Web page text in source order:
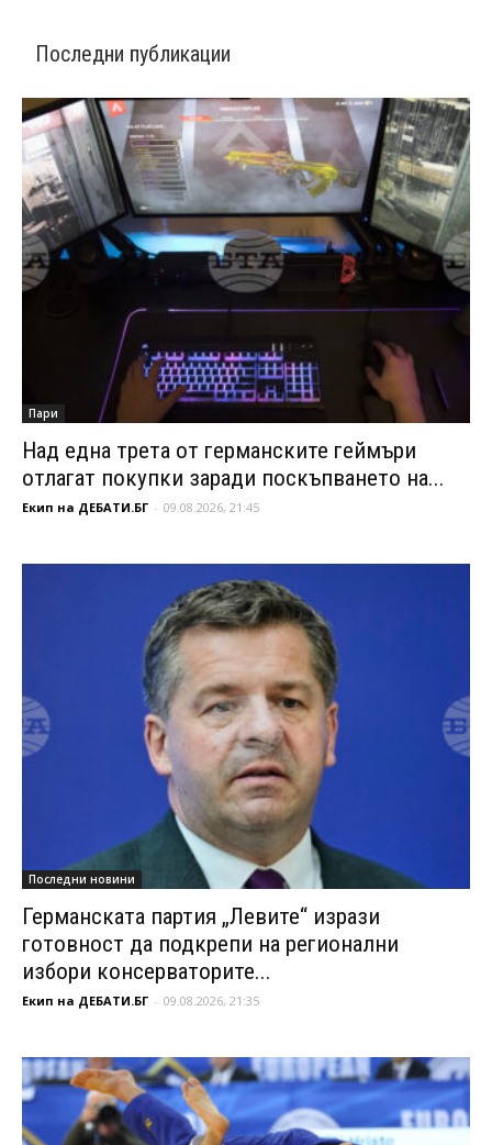
Последни публикации
Пари
Над една трета от германските геймъри
отлагат покупки заради поскъпването на...
Екип на ДЕБАТИ.БГ - 09.08.2026, 21:45
Последни новини
Германската партия „Левите“ изрази
готовност да подкрепи на регионални
избори консерваторите...
Екип на ДЕБАТИ.БГ - 09.08.2026, 21:35